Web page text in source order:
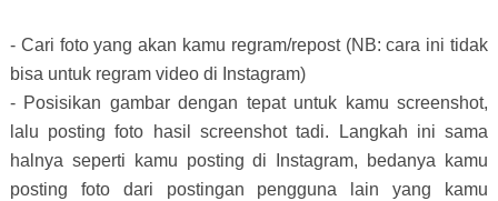
- Cari foto yang akan kamu regram/repost (NB: cara ini tidak
bisa untuk regram video di Instagram)
- Posisikan gambar dengan tepat untuk kamu screenshot,
lalu posting foto hasil screenshot tadi. Langkah ini sama
halnya seperti kamu posting di Instagram, bedanya kamu
posting foto dari postingan pengguna lain yang kamu